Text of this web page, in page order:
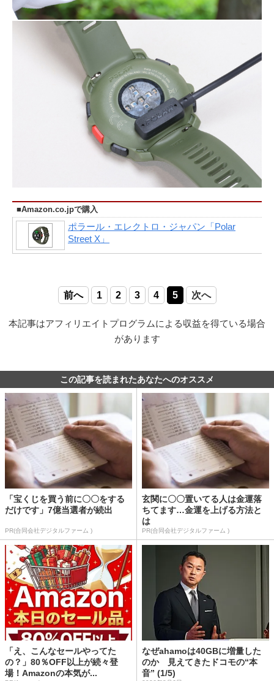
■Amazon.co.jpで購入
ポラール・エレクトロ・ジャパン「Polar
Street X」
前へ 1 2 3 4 5 次へ
本記事はアフィリエイトプログラムによる収益を得ている場合
があります
この記事を読まれたあなたへのオススメ
「宝くじを買う前に〇〇をする
だけです」7億当選者が続出
PR(合同会社デジタルファーム )
玄関に〇〇置いてる人は金運落
ちてます…金運を上げる方法と
は
PR(合同会社デジタルファーム )
「え、こんなセールやってた
の？」80％OFF以上が続々登
場！Amazonの本気が...
なぜahamoは40GBに増量した
のか 見えてきたドコモの“本
音” (1/5)